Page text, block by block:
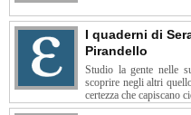
I quaderni di
Pirandello
Studio la gente nelle
scoprire negli altri
certezza che capiscano